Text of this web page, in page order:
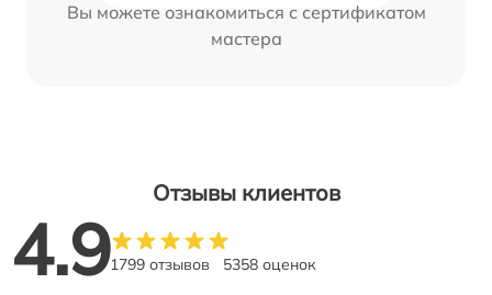
Вы можете ознакомиться с сертификатом
мастера
Отзывы клиентов
4.91799 отзывов 5358 оценок